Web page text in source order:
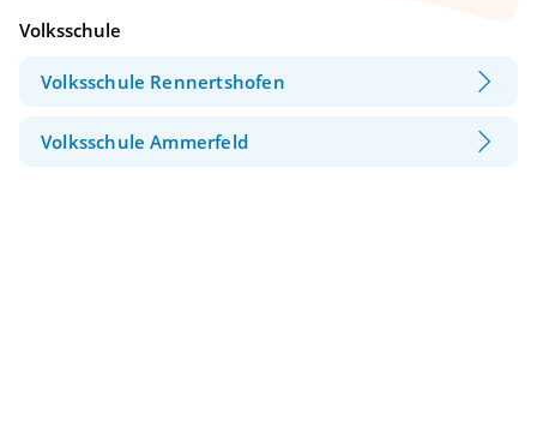
Volksschule
Volksschule Rennertshofen
Volksschule Ammerfeld